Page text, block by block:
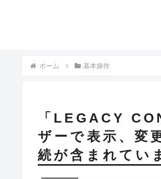
ホーム 基本操作
「LEGACY
ザーで表示、変
続が含まれてい